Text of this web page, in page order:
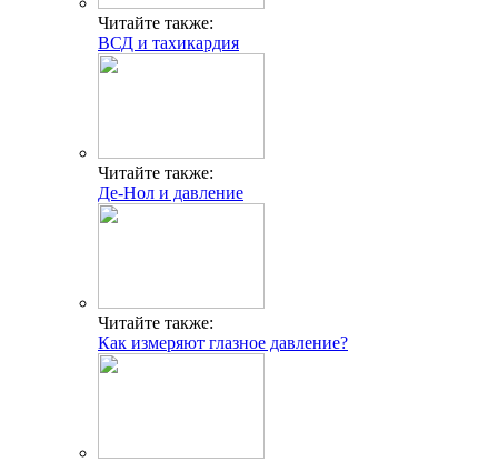
Читайте также:
ВСД и тахикардия
Читайте также:
Де-Нол и давление
Читайте также:
Как измеряют глазное давление?